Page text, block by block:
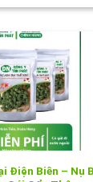
Điện Biên – Nụ